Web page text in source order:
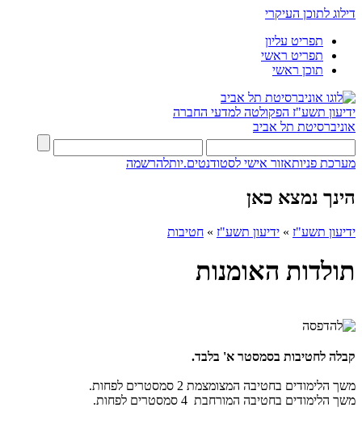
דילוג לתוכן העיקרי
תפריט עליון
תפריט ראשי
תוכן ראשי
ידיעון תשע"ז הפקולטה למדעי החברה
אוניברסיטת תל אביב
מערכת פניותאזור אישי לסטודנטים.יותלהרשמה
הינך נמצא כאן
ידיעון תשע"ז » ידיעון תשע"ז » חטיבות
תולדות האומנות
קבלה לחטיבות בסמסטר א' בלבד.
משך הלימודים בחטיבה המצומצמת 2 סמסטרים לפחות.
משך הלימודים בחטיבה המורחבת 4 סמסטרים לפחות.